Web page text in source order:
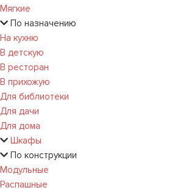
Мягкие
По назначению
На кухню
В детскую
В ресторан
В прихожую
Для библиотеки
Для дачи
Для дома
Шкафы
По конструкции
Модульные
Распашные